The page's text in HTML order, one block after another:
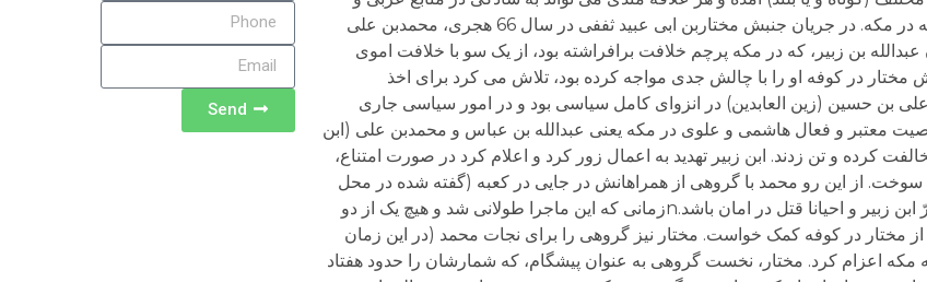
Send